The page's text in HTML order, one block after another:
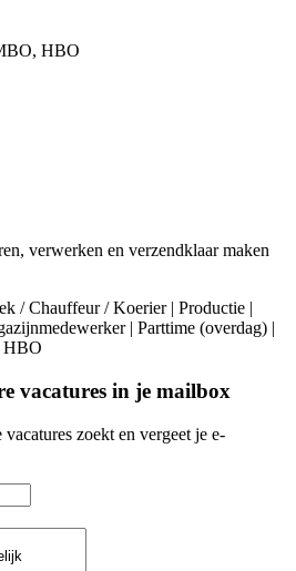
HBO
verwerken en verzendklaar maken
/ Chauffeur / Koerier | Productie |
| Parttime (overdag) |
HBO
vacatures in je mailbox
zoekt en vergeet je e-